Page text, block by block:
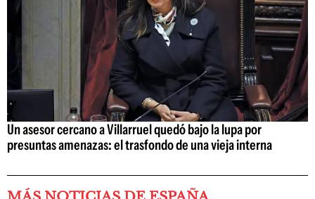
Un asesor cercano a Villarruel quedó bajo la lupa por
presuntas amenazas: el trasfondo de una vieja interna